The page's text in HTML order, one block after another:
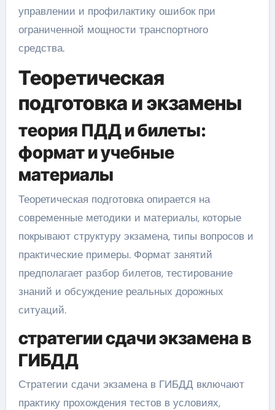
управлении и профилактику ошибок при
ограниченной мощности транспортного
средства.
Теоретическая
подготовка и экзамены
теория ПДД и билеты:
формат и учебные
материалы
Теоретическая подготовка опирается на
современные методики и материалы, которые
покрывают структуру экзамена, типы вопросов и
практические примеры. Формат занятий
предполагает разбор билетов, тестирование
знаний и обсуждение реальных дорожных
ситуаций.
стратегии сдачи экзамена в
ГИБДД
Стратегии сдачи экзамена в ГИБДД включают
практику прохождения тестов в условиях,